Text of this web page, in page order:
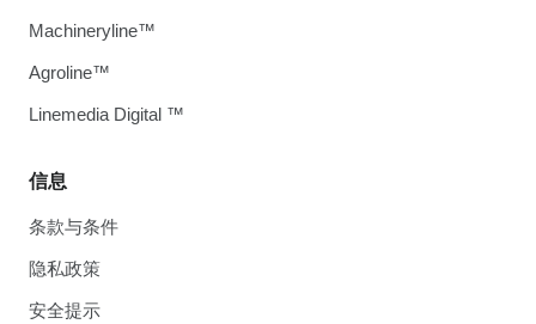
信息
条款与条件
隐私政策
安全提示
Machineryline™
Agroline™
Linemedia Digital ™